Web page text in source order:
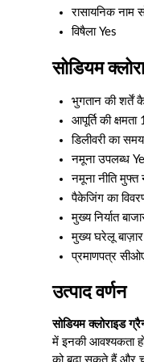
रासायनिक नाम
विषैला Yes
सोडियम
भुगतान की शर्तें
आपूर्ति की क्षमता
डिलीवरी का समय
नमूना उपलब्ध
नमूना नीति मुफ्त
पैकेजिंग का
मुख्य निर्यात
मुख्य घरेलू बाज़ार
प्रमाणपत्र
उत्पाद वर्णन
सोडियम क्लोराइड
में इनकी आवश्यकता